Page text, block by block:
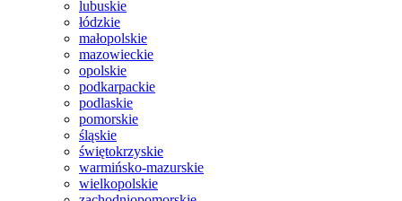
lubuskie
łódzkie
małopolskie
mazowieckie
opolskie
podkarpackie
podlaskie
pomorskie
śląskie
świętokrzyskie
warmińsko-mazurskie
wielkopolskie